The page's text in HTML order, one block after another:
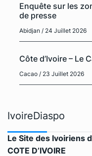
Enquête sur les
de presse
Abidjan / 24 Juillet 2026
Côte d’Ivoire – Le
Cacao / 23 Juillet 2026
IvoireDiaspo
Le Site des Ivoiriens
COTE D’IVOIRE